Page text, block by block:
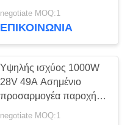
τροφοδοσία μεγάλου
εξοπλισμού
negotiate MOQ:1
ΕΠΙΚΟΙΝΩΝΊΑ
Υψηλής ισχύος 1000W
28V 49A Ασημένιο
προσαρμογέα παροχής
ρεύματος για εξωτερική
negotiate MOQ:1